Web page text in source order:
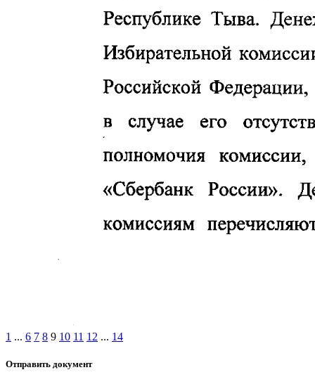
1 ... 6 7 8 9 10 11 12 ... 14
Отправить документ